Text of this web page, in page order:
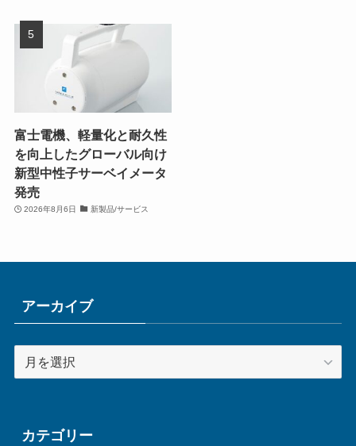
富士電機、軽量化と耐久性
を向上したグローバル向け
新型中性子サーベイメータ
発売
2026年8月6日 新製品/サービス
アーカイブ
ー
ブカテゴリー